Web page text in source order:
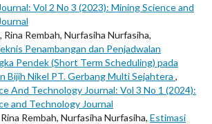
Vol 2 No 3 (2023): Mining Science and
Rina Rembah, Nurfasiha Nurfasiha,
Penambangan dan Penjadwalan
Pendek (Short Term Scheduling) pada
Bijih Nikel PT. Gerbang Multi Sejahtera ,
And Technology Journal: Vol 3 No 1 (2024):
and Technology Journal
Rembah, Nurfasiha Nurfasiha, Estimasi